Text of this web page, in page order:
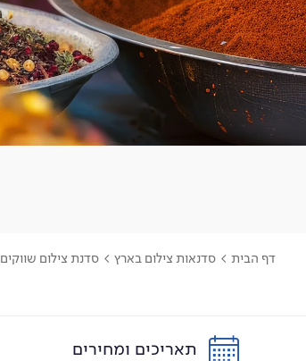
דף הבית > סדנאות צילום בארץ > סדנת צילום שווקים
תאריכים ומחירים